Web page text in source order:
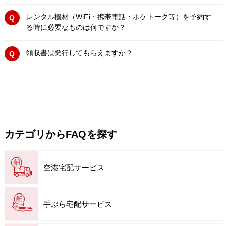
レンタル機材（WiFi・携帯電話・ポケトーク等）を予約す
る時に必要なものは何ですか？
領収書は発行してもらえますか？
カテゴリからFAQを探す
空港宅配サービス
手ぶら宅配サービス